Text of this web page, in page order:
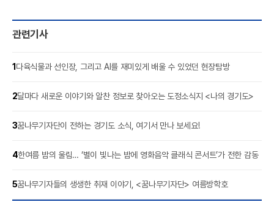
관련기사
1다육식물과 선인장, 그리고 AI를 재미있게 배울 수 있었던 현장탐방
2달마다 새로운 이야기와 알찬 정보로 찾아오는 도정소식지 <나의 경기도>
3꿈나무기자단이 전하는 경기도 소식, 여기서 만나 보세요!
4한여름 밤의 울림… ‘별이 빛나는 밤에 영화음악 클래식 콘서트’가 전한 감동
5꿈나무기자들의 생생한 취재 이야기, <꿈나무기자단> 여름방학호